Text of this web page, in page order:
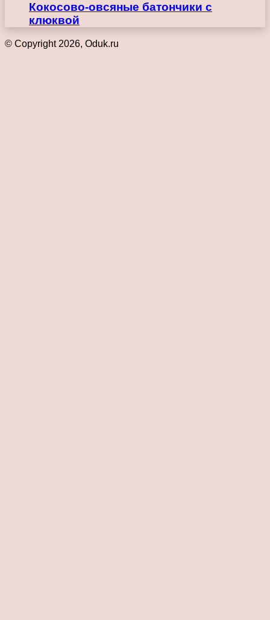
Кокосово-овсяные батончики с
клюквой
© Copyright 2026, Oduk.ru